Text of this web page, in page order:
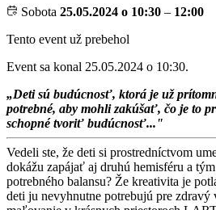
Sobota 25.05.2024 o 10:30 – 12:00
Tento event už prebehol
Event sa konal 25.05.2024 o 10:30.
„Deti sú budúcnosť, ktorá je už
potrebné, aby mohli zakúšať, čo je to
schopné tvoriť budúcnosť..."
Vedeli ste, že deti si prostredníctvom
dokážu zapájať aj druhú hemisféru a
potrebného balansu? Že kreativita je
deti ju nevyhnutne potrebujú pre